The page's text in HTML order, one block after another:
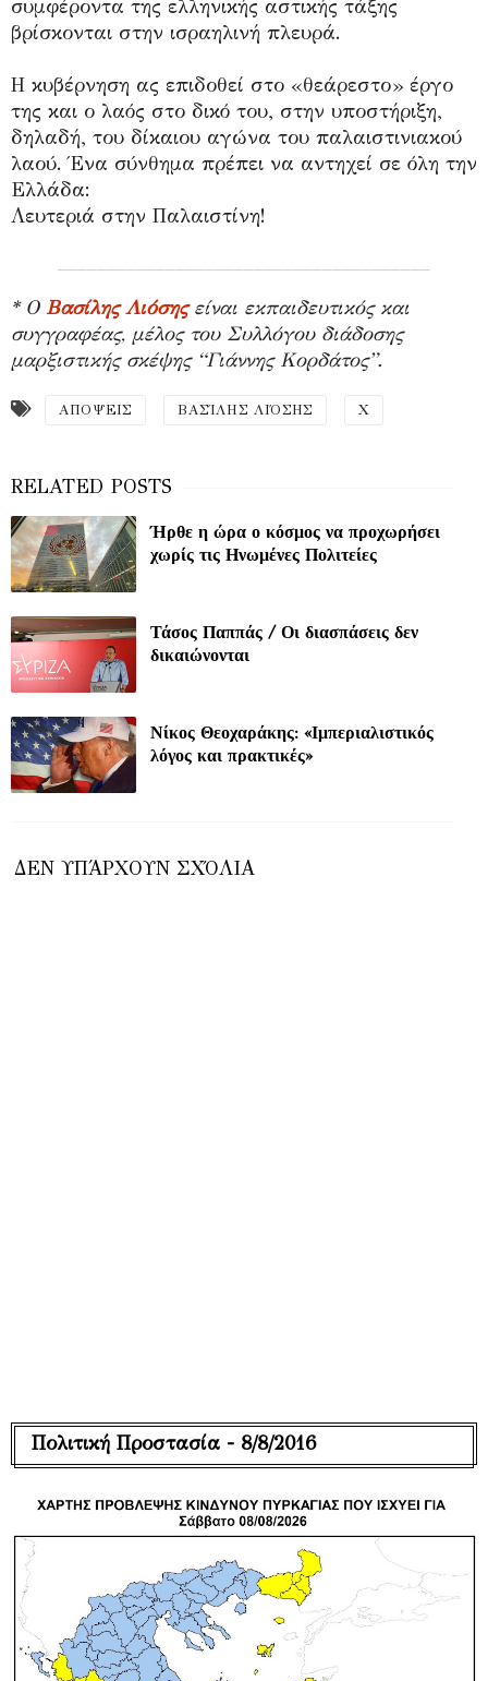
συμφέροντα της ελληνικής αστικής τάξης
βρίσκονται στην ισραηλινή πλευρά.
Η κυβέρνηση ας επιδοθεί στο «θεάρεστο» έργο
της και ο λαός στο δικό του, στην υποστήριξη,
δηλαδή, του δίκαιου αγώνα του παλαιστινιακού
λαού. Ένα σύνθημα πρέπει να αντηχεί σε όλη την
Ελλάδα:
Λευτεριά στην Παλαιστίνη!
* Ο Βασίλης Λιόσηςείναι εκπαιδευτικός και
συγγραφέας, μέλος του Συλλόγου διάδοσης
μαρξιστικής σκέψης “Γιάννης Κορδάτος”.
ΑΠΟΨΕΙΣ ΒΑΣΊΛΗΣ ΛΙΌΣΗΣ Χ
Ήρθε η ώρα ο κόσμος να προχωρήσει
χωρίς τις Ηνωμένες Πολιτείες
Τάσος Παππάς / Οι διασπάσεις δεν
δικαιώνονται
Νίκος Θεοχαράκης: «Ιμπεριαλιστικός
λόγος και πρακτικές»
ΔΕΝ ΥΠΆΡΧΟΥΝ ΣΧΌΛΙΑ
Πολιτική Προστασία - 8/8/2016